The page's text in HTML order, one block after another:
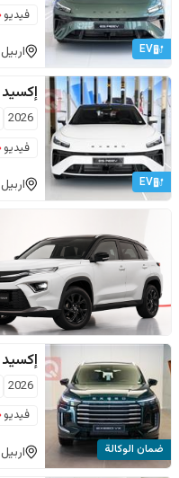
EV
فيديو
اربيل
EV
إكسيد
2026
فيديو
اربيل
ضمان الوكالة
إكسيد
2026
فيديو
اربيل